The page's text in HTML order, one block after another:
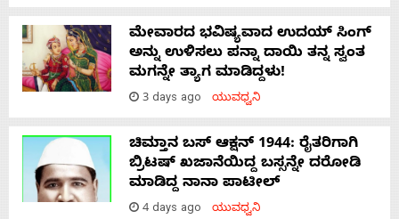
ಮೇವಾರದ ಭವಿಷ್ಯವಾದ ಉದಯ್ ಸಿಂಗ್
ಅನ್ನು ಉಳಿಸಲು ಪನ್ನಾ ದಾಯಿ ತನ್ನ ಸ್ವಂತ
ಮಗನ್ನೇ ತ್ಯಾಗ ಮಾಡಿದ್ದಳು!
3 days ago ಯುವಧ್ವನಿ
ಚಿಮ್ತಾನ ಬಸ್ ಆಕ್ಷನ್ 1944: ರೈತರಿಗಾಗಿ
ಬ್ರಿಟಷ್‌ ಖಜಾನೆಯಿದ್ದ ಬಸ್ಸನ್ನೇ ದರೋಡಿ
ಮಾಡಿದ್ದ ನಾನಾ ಪಾಟೀಲ್
4 days ago ಯುವಧ್ವನಿ